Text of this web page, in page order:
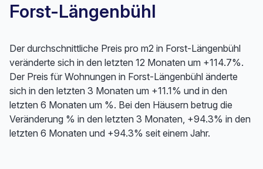
Forst-Längenbühl
Der durchschnittliche Preis pro m2 in Forst-Längenbühl
veränderte sich in den letzten 12 Monaten um +114.7%.
Der Preis für Wohnungen in Forst-Längenbühl änderte
sich in den letzten 3 Monaten um +11.1% und in den
letzten 6 Monaten um %. Bei den Häusern betrug die
Veränderung % in den letzten 3 Monaten, +94.3% in den
letzten 6 Monaten und +94.3% seit einem Jahr.